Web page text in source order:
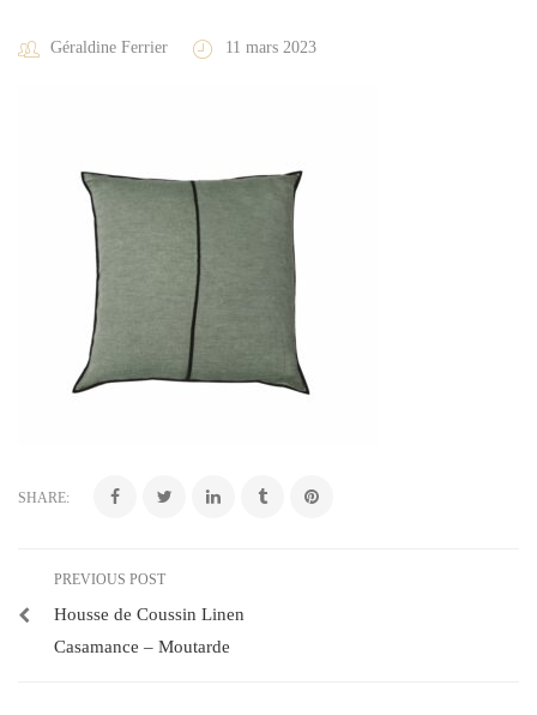
Géraldine Ferrier 11 mars 2023
SHARE:
PREVIOUS POST
Housse de Coussin Linen
Casamance – Moutarde